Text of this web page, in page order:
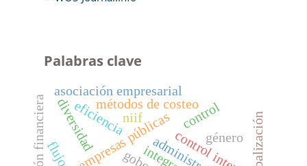
Palabras clave
control interno
empresas públicas control
eficiencia globalización
género
diversidadmétodos de costeo
asociación empresarial
niif